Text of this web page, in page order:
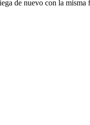
de nuevo con la